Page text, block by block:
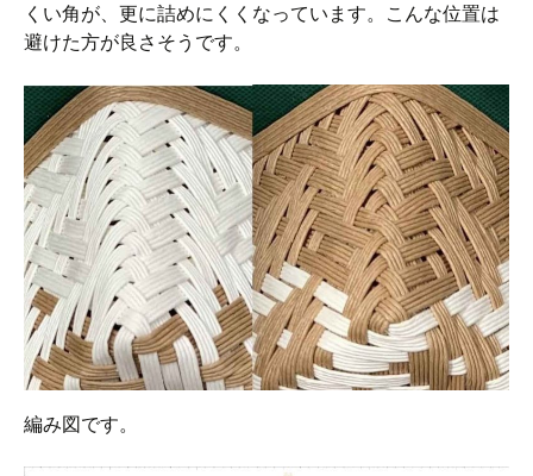
くい角が、更に詰めにくくなっています。こんな位置は
避けた方が良さそうです。
編み図です。